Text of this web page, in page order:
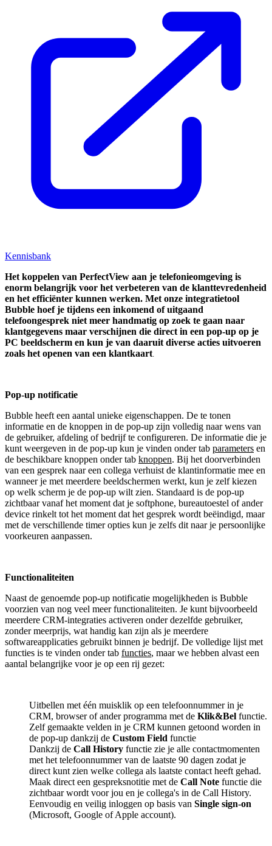
Kennisbank
Het koppelen van PerfectView aan je telefonieomgeving is
enorm belangrijk voor het verbeteren van de klanttevredenheid
en het efficiënter kunnen werken. Met onze integratietool
Bubble hoef je tijdens een inkomend of uitgaand
telefoongesprek niet meer handmatig op zoek te gaan naar
klantgegevens maar verschijnen die direct in een pop-up op je
PC beeldscherm en kun je van daaruit diverse acties uitvoeren
zoals het openen van een klantkaart
Pop-up notificatie
Bubble heeft een aantal unieke eigenschappen. De te tonen
informatie en de knoppen in de pop-up zijn volledig naar wens van
de gebruiker, afdeling of bedrijf te configureren. De informatie die je
kunt weergeven in de pop-up kun je vinden onder tab parameters en
de beschikbare knoppen onder tab knoppen. Bij het doorverbinden
van een gesprek naar een collega verhuist de klantinformatie mee en
wanneer je met meerdere beeldschermen werkt, kun je zelf kiezen
op welk scherm je de pop-up wilt zien. Standaard is de pop-up
zichtbaar vanaf het moment dat je softphone, bureautoestel of ander
device rinkelt tot het moment dat het gesprek wordt beëindigd, maar
met de verschillende timer opties kun je zelfs dit naar je persoonlijke
voorkeuren aanpassen.
Functionaliteiten
Naast de genoemde pop-up notificatie mogelijkheden is Bubble
voorzien van nog veel meer functionaliteiten. Je kunt bijvoorbeeld
meerdere CRM-integraties activeren onder dezelfde gebruiker,
zonder meerprijs, wat handig kan zijn als je meerdere
softwareapplicaties gebruikt binnen je bedrijf. De volledige lijst met
functies is te vinden onder tab functies, maar we hebben alvast een
aantal belangrijke voor je op een rij gezet:
Uitbellen met één muisklik op een telefoonnummer in je
CRM, browser of ander programma met de Klik&Bel functie.
Zelf gemaakte velden in je CRM kunnen getoond worden in
de pop-up dankzij de Custom Field functie
Dankzij de Call History functie zie je alle contactmomenten
met het telefoonnummer van de laatste 90 dagen zodat je
direct kunt zien welke collega als laatste contact heeft gehad.
Maak direct een gespreksnotitie met de Call Note functie die
zichtbaar wordt voor jou en je collega's in de Call History.
Eenvoudig en veilig inloggen op basis van Single sign-on
(Microsoft, Google of Apple account).